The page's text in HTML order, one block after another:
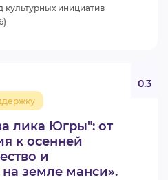
инициатив
лика Югры": от
к осенней
и
земле манси».
0.3